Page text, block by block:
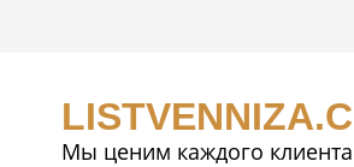
Мы ценим каждого